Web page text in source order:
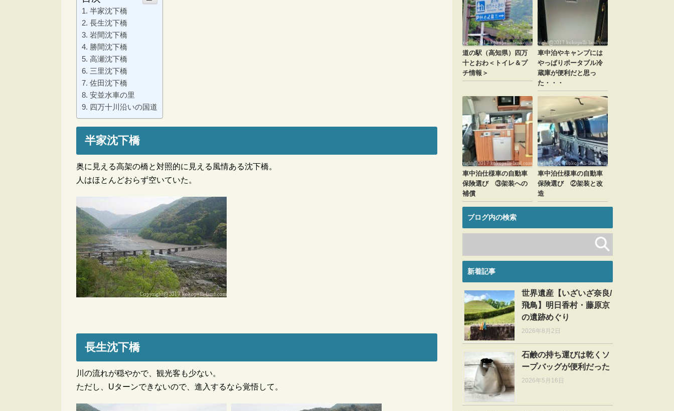
半家沈下橋
長生沈下橋
岩間沈下橋
勝間沈下橋
高瀬沈下橋
三里沈下橋
佐田沈下橋
安並水車の里
四万十川沿いの国道
半家沈下橋
奥に見える高架の橋と対照的に見える風情ある沈下橋。
人はほとんどおらず空いていた。
長生沈下橋
川の流れが穏やかで、観光客も少ない。
ただし、Uターンできないので、進入するなら覚悟して。
道の駅（高知県）四万
十とおわ＜トイレ＆プ
チ情報＞
車中泊やキャンプには
やっぱりポータブル冷
蔵庫が便利だと思っ
た・・・
車中泊仕様車の自動車
保険選び ③架装への
補償
車中泊仕様車の自動車
保険選び ②架装と改
造
ブログ内の検索
新着記事
世界遺産【いざいざ奈良/
飛鳥】明日香村・藤原京
の遺跡めぐり
2026年8月2日
石鹸の持ち運びは乾くソ
ープバッグが便利だった
2026年5月16日